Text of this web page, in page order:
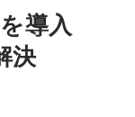
導入
決